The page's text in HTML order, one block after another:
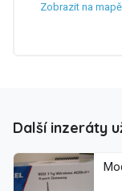
Zobrazit na mapě
Další inzeráty